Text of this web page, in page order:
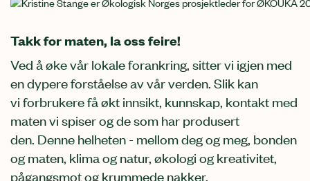
Takk for maten, la oss feire!
Ved å øke vår lokale forankring, sittervi igjen med
en dypere forståelse av vår verden. Slik kan
vi forbrukerefå økt innsikt, kunnskap, kontakt med
matenvi spiserog de som har produsert
den. Denne helheten - mellom deg og meg, bonden
og maten, klima og natur, økologi og kreativitet,
pågangsmot og krummede nakker,